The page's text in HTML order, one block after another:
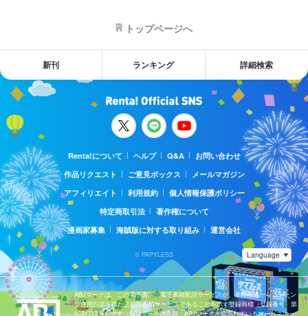
トップページへ
新刊 ランキング 詳細検索
Renta!について ヘルプ Q&A
お問い合わせ
作品リクエスト
ご意見ボックス
メールマガジン
アフィリエイト
利用規約
個人情報保護ポリシー
特定商取引法
著作権について
漫画家募集
海賊版に対する取り組み 運営会社
© PAPYLESS
ABJマークは、この電子書店・電子書籍配信サービスが、著作権者からコンテン
ツ使用許諾を得た正規版配信サービスであることを示す登録商標（登録番号 第
6091713号）です。ABJマークの詳細、ABJマークを掲示しているサービスの一